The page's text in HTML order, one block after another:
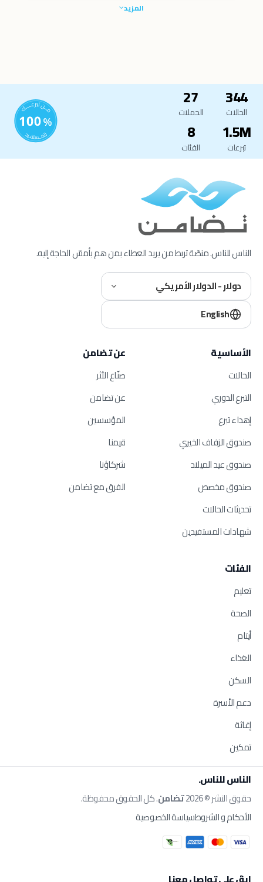
المزيد
344
الحالات
27
الحملات
1.5M
تبرعات
8
الفئات
الناس للناس. منصّة تربط من يريد العطاء بمن هم بأمسّ الحاجة إليه.
دولار - الدولار الأمريكي
English
الأساسية
الحالات
التبرع الدوري
إهداء تبرع
صندوق الزفاف الخيري
صندوق عيد الميلاد
صندوق مخصص
تحديثات الحالات
شهادات المستفيدين
عن تضامن
صنّاع الأثر
عن تضامن
المؤسسين
قيمنا
شركاؤنا
الفرق مع تضامن
الفئات
تعليم
الصحة
أيتام
الغذاء
السكن
دعم الأسرة
إغاثة
تمكين
الناس للناس.
حقوق النشر © 2026 تضامن. كل الحقوق محفوظة.
الأحكام و الشروطسياسة الخصوصية